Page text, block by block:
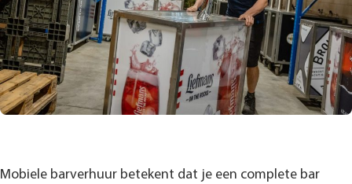
Mobiele barverhuur betekent dat je een complete bar